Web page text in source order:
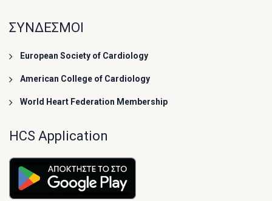
ΣΥΝΔΕΣΜΟΙ
European Society of Cardiology
American College of Cardiology
World Heart Federation Membership
HCS Application